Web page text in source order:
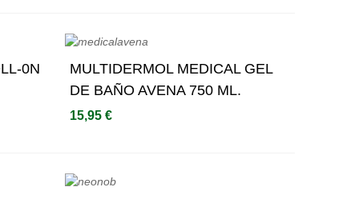
0N
Añadir Al Carrito
MULTIDERMOL MEDICAL GEL
DE BAÑO AVENA 750 ML.
15,95 €